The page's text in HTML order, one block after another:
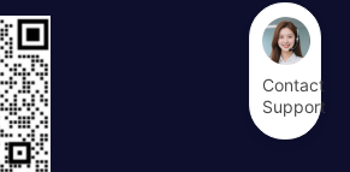
Contact
Support